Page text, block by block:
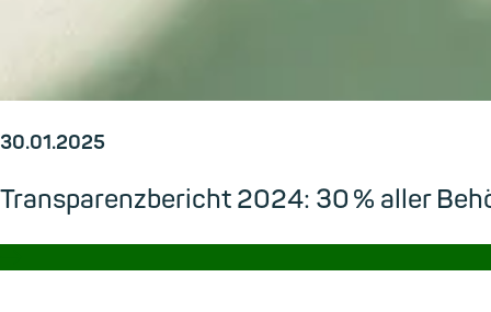
30.01.2025
Transparenzbericht 2024: 30 % aller